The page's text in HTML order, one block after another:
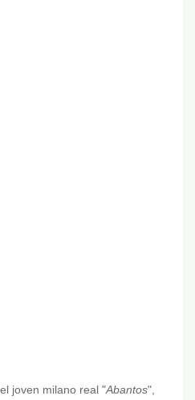
joven milano real "Abantos",